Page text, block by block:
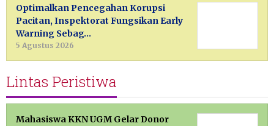
Optimalkan Pencegahan Korupsi
Pacitan, Inspektorat Fungsikan Early
Warning Sebag…
5 Agustus 2026
Lintas Peristiwa
Mahasiswa KKN UGM Gelar Donor